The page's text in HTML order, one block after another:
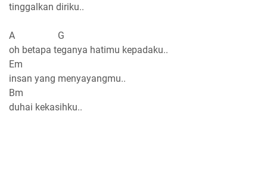
tinggalkan diriku..
A G
oh betapa teganya hatimu kepadaku..
Em
insan yang menyayangmu..
Bm
duhai kekasihku..